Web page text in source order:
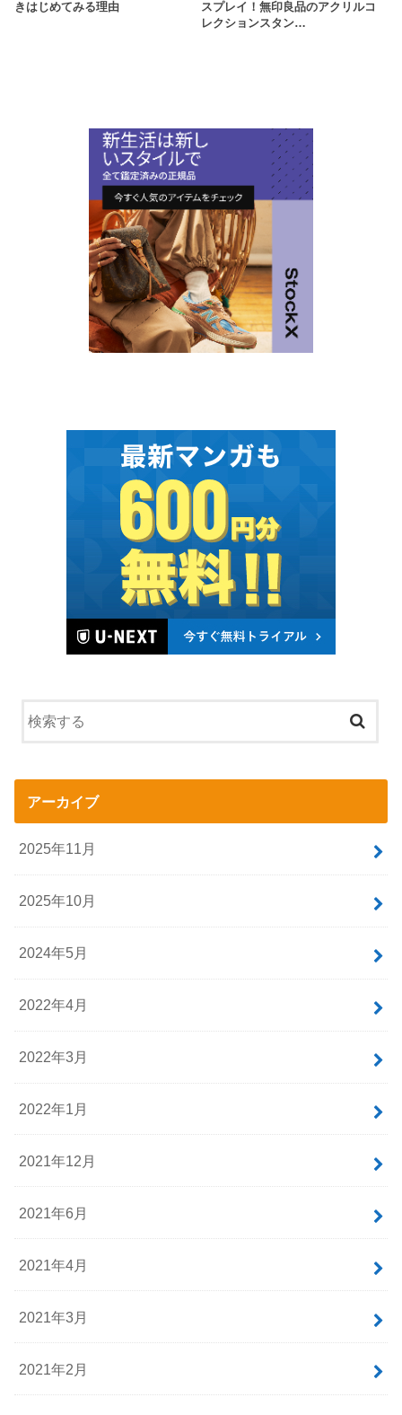
きはじめてみる理由
スプレイ！無印良品のアクリルコ
レクションスタン…
アーカイブ
2025年11月
2025年10月
2024年5月
2022年4月
2022年3月
2022年1月
2021年12月
2021年6月
2021年4月
2021年3月
2021年2月